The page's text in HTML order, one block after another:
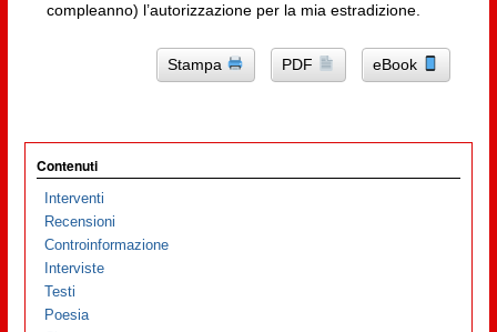
compleanno) l’autorizzazione per la mia estradizione.
Stampa PDF eBook
Contenuti
Interventi
Recensioni
Controinformazione
Interviste
Testi
Poesia